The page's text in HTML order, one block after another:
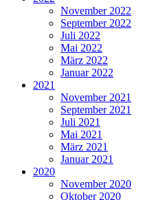
November 2022
September 2022
Juli 2022
Mai 2022
März 2022
Januar 2022
2021
November 2021
September 2021
Juli 2021
Mai 2021
März 2021
Januar 2021
2020
November 2020
Oktober 2020